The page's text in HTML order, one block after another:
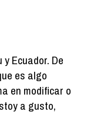
Ecuador. De
es algo
en modificar o
a gusto,